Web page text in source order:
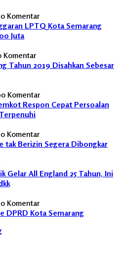
0 Komentar
LPTQ Kota Semarang
Juta
Komentar
Tahun 2019 Disahkan Sebesar
0 Komentar
Respon Cepat Persoalan
0 Komentar
tak Berizin Segera Dibongkar
Gelar All England 25 Tahun, Ini
0 Komentar
DPRD Kota Semarang